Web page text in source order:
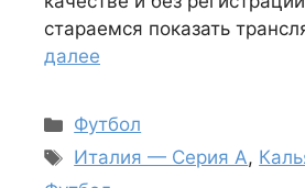
стараемся показать
далее
Рубрики
Футбол
Метки
Италия — Серия А,